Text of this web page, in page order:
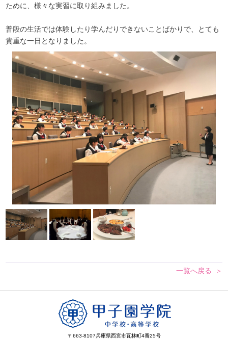
ために、様々な実習に取り組みました。
普段の生活では体験したり学んだりできないことばかりで、とても
貴重な一日となりました。
一覧へ戻る
〒663-8107兵庫県西宮市瓦林町4番25号